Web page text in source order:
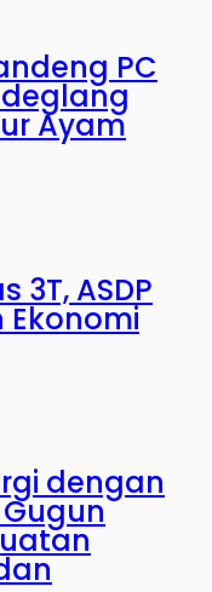
PC
Ayam
3T, ASDP
dengan